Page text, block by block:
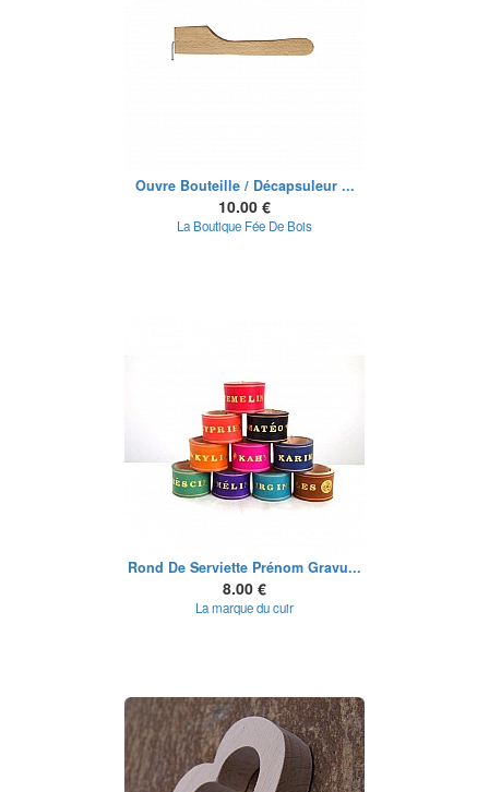
Ouvre Bouteille / Décapsuleur ...
10.00 €
La Boutique Fée De Bois
Rond De Serviette Prénom Gravu...
8.00 €
La marque du cuir